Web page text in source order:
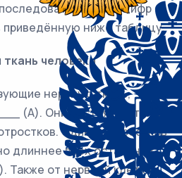
цифр
приведённую ниже таблицу.
ткань человека
нервную ткань,
(А). Они состоят из тела и
Один из отростков
длиннее всех остальных,
от нервной клетки